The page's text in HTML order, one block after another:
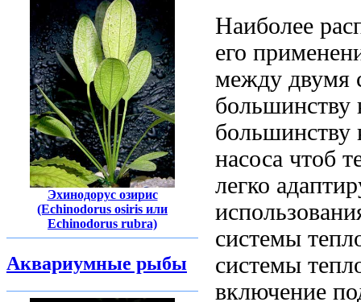
Эхинодорус озирис
(Echinodorus osiris или
Echinodorus rubra)
Аквариумные рыбы
Наиболее
его
между двумя
большинству
большинству
насоса чтоб
легко
системы
системы
включение